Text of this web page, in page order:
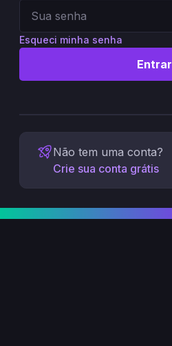
Esqueci minha senha
Entrar
Não tem uma conta?
Crie sua conta grátis